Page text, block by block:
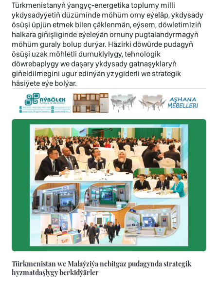
Türkmenistanyň ýangyç-energetika toplumy milli
ykdysadyýetiň düzüminde möhüm orny eýeläp, ykdysady
ösüşi üpjün etmek bilen çäklenmän, eýsem, döwletimiziň
halkara giňişliginde eýeleýän ornuny pugtalandyrmagyň
möhüm guraly bolup durýar. Häzirki döwürde pudagyň
ösüşi uzak möhletli durnuklylygy, tehnologik
döwrebaplygy we daşary ykdysady gatnaşyklaryň
giňeldilmegini ugur edinýän yzygiderli we strategik
häsiýete eýe bolýar.
Türkmenistan we Malaýziýa nebitgaz pudagynda strategik
hyzmatdaşlygy berkidýärler